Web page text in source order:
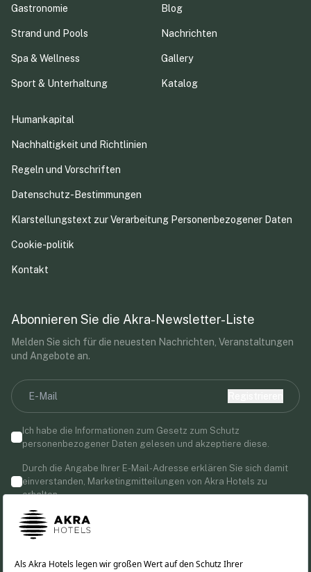
Gastronomie
Strand und Pools
Spa & Wellness
Sport & Unterhaltung
Blog
Nachrichten
Gallery
Katalog
Humankapital
Nachhaltigkeit und Richtlinien
Regeln und Vorschriften
Datenschutz-Bestimmungen
Klarstellungstext zur Verarbeitung Personenbezogener Daten
Cookie-politik
Kontakt
Abonnieren Sie die Akra-Newsletter-Liste
Melden Sie sich für die neuesten Nachrichten, Veranstaltungen
und Angebote an.
Ich habe die Informationen zum Gesetz zum Schutz
personenbezogener Daten gelesen und akzeptiere diese.
Durch die Angabe Ihrer E-Mail-Adresse erklären Sie sich damit
einverstanden, Marketingmitteilungen von Akra Hotels zu
erhalten.
Folgen Sie uns!